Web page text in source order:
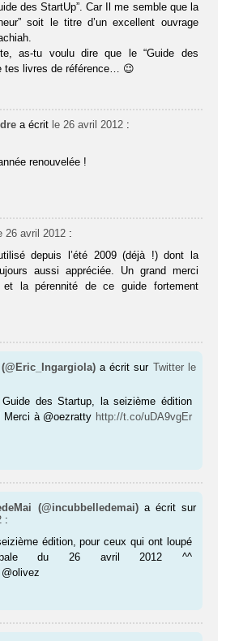
des StartUp”. Car Il me semble que la
soit le titre d’un excellent ouvrage
as-tu voulu dire que le “Guide des
tes livres de référence… 😉
a écrit le 26 avril 2012 :
renouvelée !
26 avril 2012 :
depuis l’été 2009 (déjà !) dont la
aussi appréciée. Un grand merci
la pérennité de ce guide fortement
a écrit sur Twitter le
des Startup, la seizième édition
Merci à @oezratty http://t.co/uDA9vgEr
(@incubbelledemai) a écrit sur
:
édition, pour ceux qui ont loupé
du 26 avril 2012 ^^
@olivez